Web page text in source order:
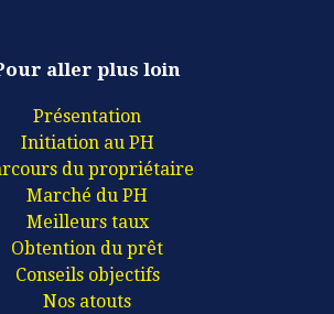
aller plus loin
Présentation
Initiation au PH
du propriétaire
Marché du PH
Meilleurs taux
Obtention du prêt
Conseils objectifs
Nos atouts